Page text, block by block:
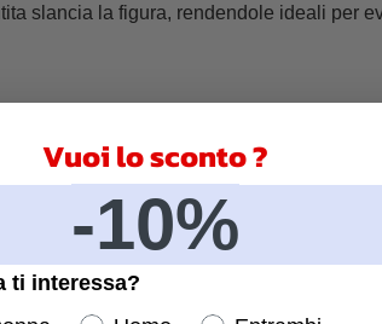
slancia la figura, rendendole ideali per
Vuoi lo sconto ?
-10%
ti interessa?